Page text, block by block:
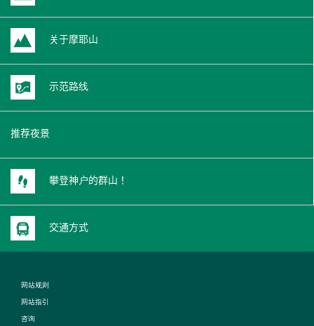
关于摩耶山
示范路线
推荐夜景
攀登神户的群山！
交通方式
网站规则
网站指引
咨询